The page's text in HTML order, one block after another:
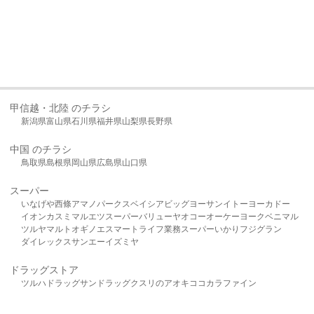
甲信越・北陸 のチラシ
新潟県富山県石川県福井県山梨県長野県
中国 のチラシ
鳥取県島根県岡山県広島県山口県
スーパー
いなげや西條アマノパークスベイシア ビッグヨーサンイトーヨーカドー
イオンカスミ マルエツスーパーバリューヤオコーオーケー ヨークベニマル
ツルヤマルト オギノ エスマート ライフ業務スーパーいかり フジグラン
ダイレックスサンエーイズミヤ
ドラッグストア
ツルハドラッグサンドラッグクスリのアオキ ココカラファイン